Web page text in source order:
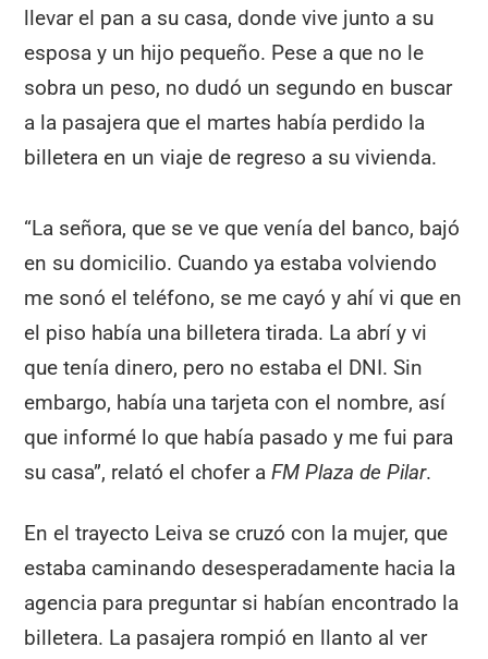
llevar el pan a su casa, donde vive junto a su
esposa y un hijo pequeño. Pese a que no le
sobra un peso, no dudó un segundo en buscar
a la pasajera que el martes había perdido la
billetera en un viaje de regreso a su vivienda.
“La señora, que se ve que venía del banco, bajó
en su domicilio. Cuando ya estaba volviendo
me sonó el teléfono, se me cayó y ahí vi que en
el piso había una billetera tirada. La abrí y vi
que tenía dinero, pero no estaba el DNI. Sin
embargo, había una tarjeta con el nombre, así
que informé lo que había pasado y me fui para
su casa”, relató el chofer aFM Plaza de Pilar.
En el trayecto Leiva se cruzó con la mujer, que
estaba caminando desesperadamente hacia la
agencia para preguntar si habían encontrado la
billetera. La pasajera rompió en llanto al ver